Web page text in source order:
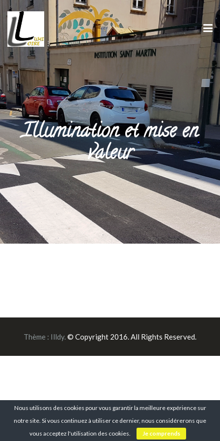
Illumination et mise en
valeur
Thème : Illdy.© Copyright 2016. All Rights Reserved.
Nous utilisons des cookies pour vous garantir la meilleure expérience sur
notre site. Si vous continuez à utiliser ce dernier, nous considérerons que
vous acceptez l'utilisation des cookies.
Je comprends